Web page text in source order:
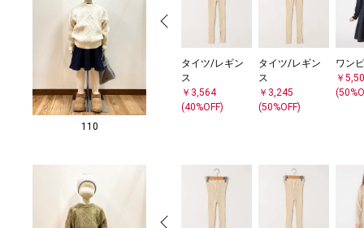
110
タイツ/レギン
ス
￥3,564
(40%OFF)
タイツ/レギン
ス
￥3,245
(50%OFF)
ワン
￥